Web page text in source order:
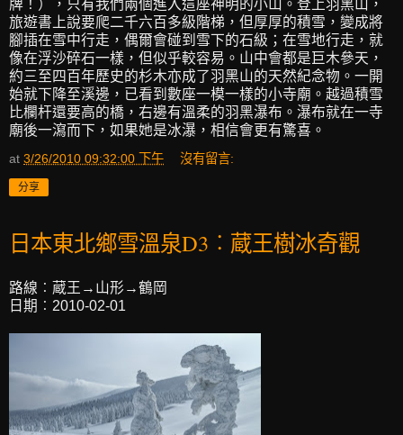
牌！），只有我們兩個進入這座神明的小山。登上羽黑山，
旅遊書上說要爬二千六百多級階梯，但厚厚的積雪，變成將
腳插在雪中行走，偶爾會碰到雪下的石級；在雪地行走，就
像在浮沙碎石一樣，但似乎較容易。山中會都是巨木參天，
約三至四百年歷史的杉木亦成了羽黑山的天然紀念物。一開
始就下降至溪邊，已看到數座一模一樣的小寺廟。越過積雪
比欄杆還要高的橋，右邊有溫柔的羽黑瀑布。瀑布就在一寺
廟後一瀉而下，如果她是冰瀑，相信會更有驚喜。
at 3/26/2010 09:32:00 下午 沒有留言:
分享
日本東北鄉雪溫泉D3︰蔵王樹冰奇觀
路線︰蔵王→山形→鶴岡
日期︰2010-02-01